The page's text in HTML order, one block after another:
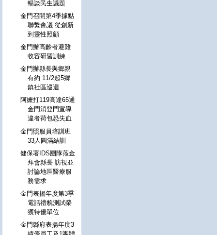
暢談民生議題
金門召開第4季據點
聯繫會議 從創新
到靈性照顧
金門辦高齡者避難
收容研習訓練
金門辦縣長與鄉親
有約 11/2起5鄉
鎮社區巡迴
阿嬤打119高達65通
金門消登門宣導
違者荷包恐失血
金門照服員培訓班
33人圓滿結訓
健保署IDS團隊蒞金
拜會縣長 訪視並
討論地區醫療服
務需求
金門表揚年度第3季
電話禮貌測試榮
獲特優單位
金門縣府表揚年度3